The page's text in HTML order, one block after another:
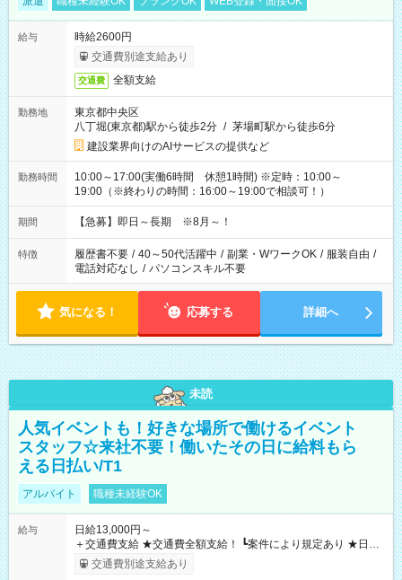
給与
時給2600円
交通費別途支給あり
交通費 全額支給
勤務地
東京都中央区
八丁堀(東京都)駅から徒歩2分 / 茅場町駅から徒歩6分
建設業界向けのAIサービスの提供など
勤務時間
10:00～17:00(実働6時間 休憩1時間) ※定時：10:00～
19:00（※終わりの時間：16:00～19:00で相談可！）
期間 【急募】即日～長期 ※8月～！
特徴 履歴書不要 / 40～50代活躍中 / 副業・WワークOK / 服装自由 /
電話対応なし / パソコンスキル不要
気になる！ 応募する 詳細へ
未読
人気イベントも！好きな場所で働けるイベント
スタッフ☆来社不要！働いたその日に給料もら
える日払い/T1
アルバイト 職種未経験OK
給与
日給13,000円～
＋交通費支給 ★交通費全額支給！ ┗案件により規定あり ★日払
いOK！（規定あり） ┗働いたその日に現金GET♪ お仕事後はコ
ンビニATMから 日払い分を引き落とせます！ 【試用期間】試
交通費別途支給あり